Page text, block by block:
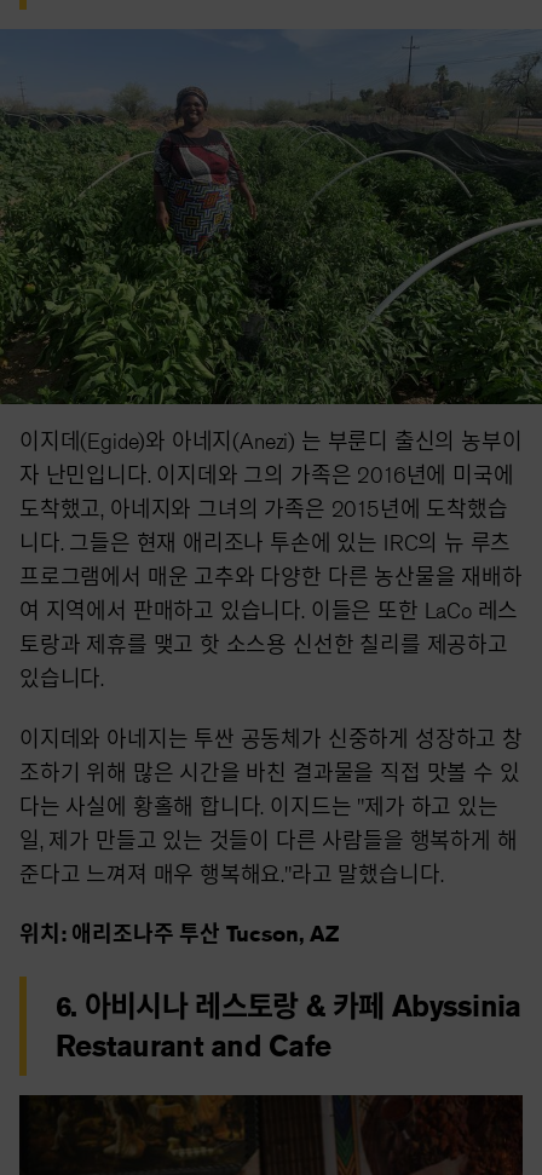
이지데(Egide)와 아네지(Anezi) 는 부룬디 출신의 농부이
자 난민입니다. 이지데와 그의 가족은 2016년에 미국에
도착했고, 아네지와 그녀의 가족은 2015년에 도착했습
니다. 그들은 현재 애리조나 투손에 있는 IRC의 뉴 루츠
프로그램에서 매운 고추와 다양한 다른 농산물을 재배하
여 지역에서 판매하고 있습니다. 이들은 또한 LaCo 레스
토랑과 제휴를 맺고 핫 소스용 신선한 칠리를 제공하고
있습니다.
이지데와 아네지는 투싼 공동체가 신중하게 성장하고 창
조하기 위해 많은 시간을 바친 결과물을 직접 맛볼 수 있
다는 사실에 황홀해 합니다. 이지드는 "제가 하고 있는
일, 제가 만들고 있는 것들이 다른 사람들을 행복하게 해
준다고 느껴져 매우 행복해요."라고 말했습니다.
위치: 애리조나주 투산 Tucson, AZ
6. 아비시나 레스토랑 & 카페 Abyssinia
Restaurant and Cafe